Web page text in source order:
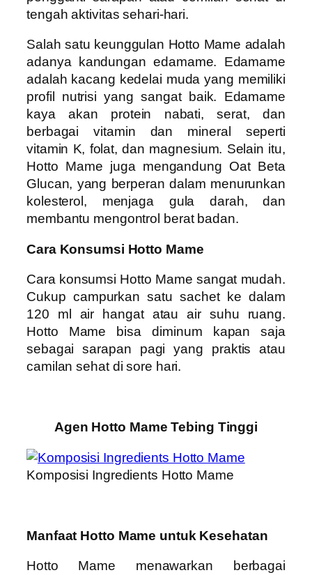
tengah aktivitas sehari-hari.
Salah satu keunggulan Hotto Mame adalah
adanya kandungan edamame. Edamame
adalah kacang kedelai muda yang memiliki
profil nutrisi yang sangat baik. Edamame
kaya akan protein nabati, serat, dan
berbagai vitamin dan mineral seperti
vitamin K, folat, dan magnesium. Selain itu,
Hotto Mame juga mengandung Oat Beta
Glucan, yang berperan dalam menurunkan
kolesterol, menjaga gula darah, dan
membantu mengontrol berat badan.
Cara Konsumsi Hotto Mame
Cara konsumsi Hotto Mame sangat mudah.
Cukup campurkan satu sachet ke dalam
120 ml air hangat atau air suhu ruang.
Hotto Mame bisa diminum kapan saja
sebagai sarapan pagi yang praktis atau
camilan sehat di sore hari.
Agen Hotto Mame Tebing Tinggi
Komposisi Ingredients Hotto Mame
Manfaat Hotto Mame untuk Kesehatan
Hotto Mame menawarkan berbagai